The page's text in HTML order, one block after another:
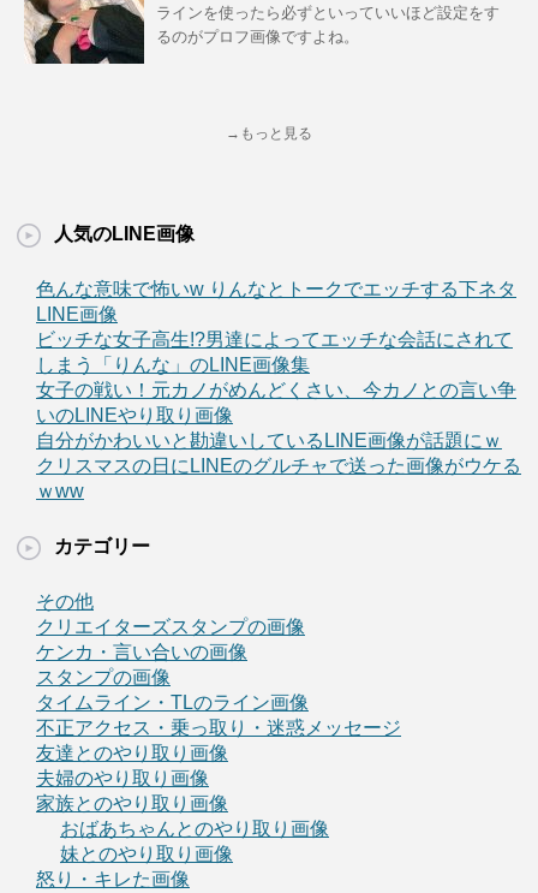
ラインを使ったら必ずといっていいほど設定をす
るのがプロフ画像ですよね。
→もっと見る
人気のLINE画像
色んな意味で怖いw りんなとトークでエッチする下ネタ
LINE画像
ビッチな女子高生!?男達によってエッチな会話にされて
しまう「りんな」のLINE画像集
女子の戦い！元カノがめんどくさい、今カノとの言い争
いのLINEやり取り画像
自分がかわいいと勘違いしているLINE画像が話題にｗ
クリスマスの日にLINEのグルチャで送った画像がウケる
ｗww
カテゴリー
その他
クリエイターズスタンプの画像
ケンカ・言い合いの画像
スタンプの画像
タイムライン・TLのライン画像
不正アクセス・乗っ取り・迷惑メッセージ
友達とのやり取り画像
夫婦のやり取り画像
家族とのやり取り画像
おばあちゃんとのやり取り画像
妹とのやり取り画像
怒り・キレた画像